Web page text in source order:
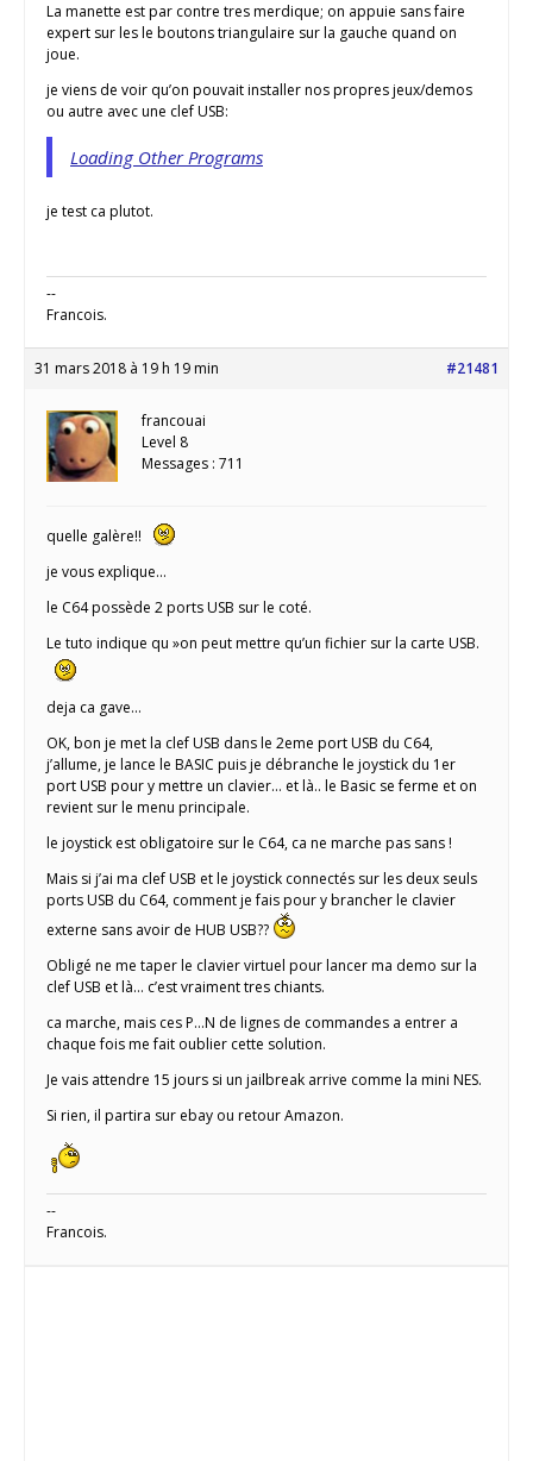
La manette est par contre tres merdique; on appuie sans faire
expert sur les le boutons triangulaire sur la gauche quand on
joue.
je viens de voir qu’on pouvait installer nos propres jeux/demos
ou autre avec une clef USB:
Loading Other Programs
je test ca plutot.
--
Francois.
31 mars 2018 à 19 h 19 min #21481
francouai
Level 8
Messages : 711
quelle galère!!
je vous explique…
le C64 possède 2 ports USB sur le coté.
Le tuto indique qu »on peut mettre qu’un fichier sur la carte USB.
deja ca gave…
OK, bon je met la clef USB dans le 2eme port USB du C64,
j’allume, je lance le BASIC puis je débranche le joystick du 1er
port USB pour y mettre un clavier… et là.. le Basic se ferme et on
revient sur le menu principale.
le joystick est obligatoire sur le C64, ca ne marche pas sans !
Mais si j’ai ma clef USB et le joystick connectés sur les deux seuls
ports USB du C64, comment je fais pour y brancher le clavier
externe sans avoir de HUB USB??
Obligé ne me taper le clavier virtuel pour lancer ma demo sur la
clef USB et là… c’est vraiment tres chiants.
ca marche, mais ces P…N de lignes de commandes a entrer a
chaque fois me fait oublier cette solution.
Je vais attendre 15 jours si un jailbreak arrive comme la mini NES.
Si rien, il partira sur ebay ou retour Amazon.
--
Francois.